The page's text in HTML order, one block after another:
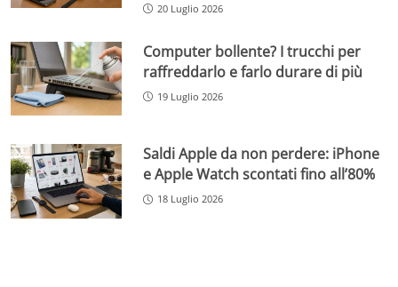
20 Luglio 2026
Computer bollente? I trucchi per
raffreddarlo e farlo durare di più
19 Luglio 2026
Saldi Apple da non perdere: iPhone
e Apple Watch scontati fino all’80%
18 Luglio 2026